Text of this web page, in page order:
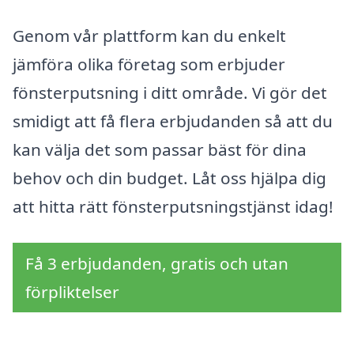
Genom vår plattform kan du enkelt
jämföra olika företag som erbjuder
fönsterputsning i ditt område. Vi gör det
smidigt att få flera erbjudanden så att du
kan välja det som passar bäst för dina
behov och din budget. Låt oss hjälpa dig
att hitta rätt fönsterputsningstjänst idag!
Få 3 erbjudanden, gratis och utan
förpliktelser